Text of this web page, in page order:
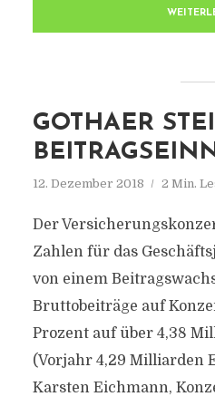
GOTHAER
12. Dezember 2018 2 Min.
Der
Zahlen für das
von einem
Bruttobeiträge auf
Prozent auf über 4,38
(Vorjahr 4,29 Milliarden
Karsten Eichmann,